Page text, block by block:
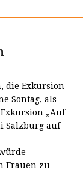
die Exkursion
Sontag, als
„Auf
Salzburg auf
Frauen zu